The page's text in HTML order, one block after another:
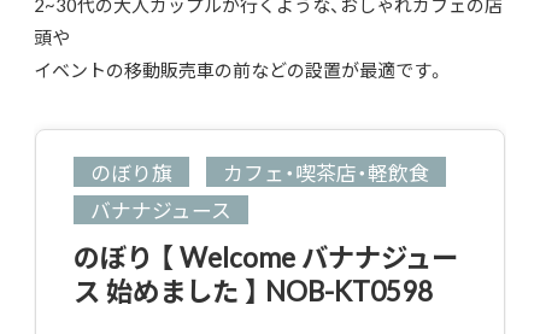
頭や
イベントの移動販売車の前などの設置が最適です。
のぼり旗
カフェ・喫茶店・軽飲食
バナナジュース
のぼり 【 Welcome バナナジュー
ス 始めました 】 NOB-KT0598